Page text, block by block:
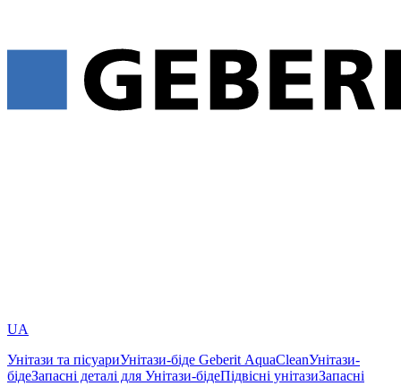
UA
Унітази та пісуариУнітази-біде Geberit AquaCleanУнітази-
бідеЗапасні деталі для Унітази-бідеПідвісні унітазиЗапасні